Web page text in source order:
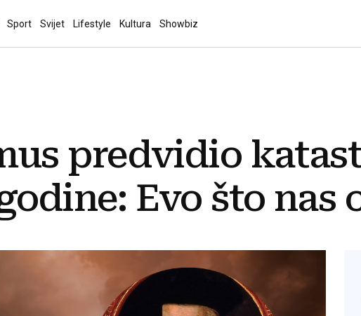
Sport Svijet Lifestyle Kultura Showbiz
predvidio
Evo što nas